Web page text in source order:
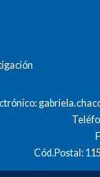
Cód.Postal: